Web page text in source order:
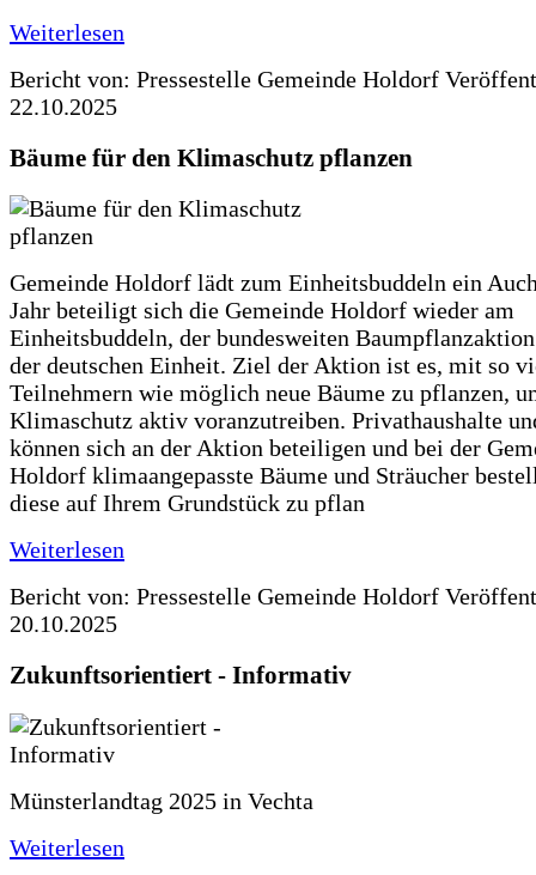
Weiterlesen
Bericht von: Pressestelle Gemeinde Holdorf
22.10.2025
Bäume für den Klimaschutz pflanzen
Gemeinde Holdorf lädt zum Einheitsbuddeln ein
Jahr beteiligt sich die Gemeinde Holdorf wieder am
Einheitsbuddeln, der bundesweiten
der deutschen Einheit. Ziel der Aktion ist es, mit so
Teilnehmern wie möglich neue Bäume zu pflanzen,
Klimaschutz aktiv voranzutreiben. Privathaushalte
können sich an der Aktion beteiligen und bei der
Holdorf klimaangepasste Bäume und Sträucher
diese auf Ihrem Grundstück zu pflan
Weiterlesen
Bericht von: Pressestelle Gemeinde Holdorf
20.10.2025
Zukunftsorientiert - Informativ
Münsterlandtag 2025 in Vechta
Weiterlesen